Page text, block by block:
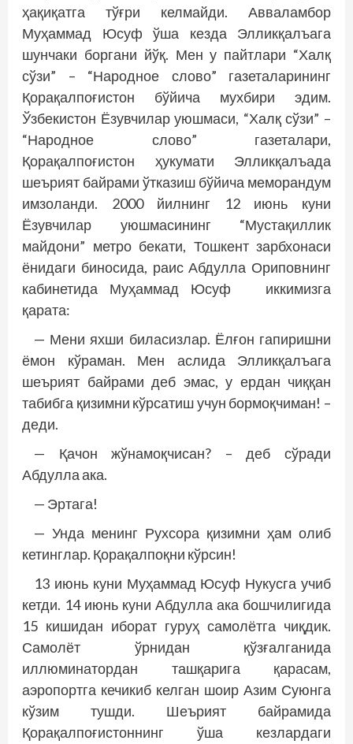
ҳақиқатга тўғри келмайди. Авваламбор
Муҳаммад Юсуф ўша кезда Элликқалъага
шунчаки боргани йўқ. Мен у пайтлари “Халқ
сўзи” – “Народное слово” газеталарининг
Қорақалпоғистон бўйича мухбири эдим.
Ўзбекис­тон Ёзувчилар уюшмаси, “Халқ сўзи” –
“Народное слово” газеталари,
Қорақалпоғистон ҳукумати Элликқалъада
шеърият байрами ўтказиш бўйича меморандум
имзоланди. 2000 йилнинг 12 июнь куни
Ёзувчилар уюшмасининг “Мустақиллик
майдони” метро бекати, Тошкент зарбхонаси
ёнидаги биносида, раис Абдулла Ориповнинг
кабинетида Муҳаммад Юсуф иккимизга
қарата:
— Мени яхши биласизлар. Ёлғон гапиришни
ёмон кўраман. Мен аслида Элликқалъага
шеърият байрами деб эмас, у ердан чиққан
табибга қизимни кўрсатиш учун бормоқчиман! –
деди.
— Қачон жўнамоқчисан? – деб сўради
Абдулла ака.
— Эртага!
— Унда менинг Рухсора қизимни ҳам олиб
кетинглар. Қорақалпоқни кўрсин!
13 июнь куни Муҳаммад Юсуф Нукусга учиб
кетди. 14 июнь куни Абдулла ака бошчилигида
15 кишидан иборат гуруҳ самолётга чиқдик.
Самолёт ўрнидан қўзғалганида
иллюминатордан ташқарига қарасам,
аэропортга кечикиб келган шоир Азим Суюнга
кўзим тушди. Шеърият байрамида
Қорақалпоғистоннинг ўша кезлардаги